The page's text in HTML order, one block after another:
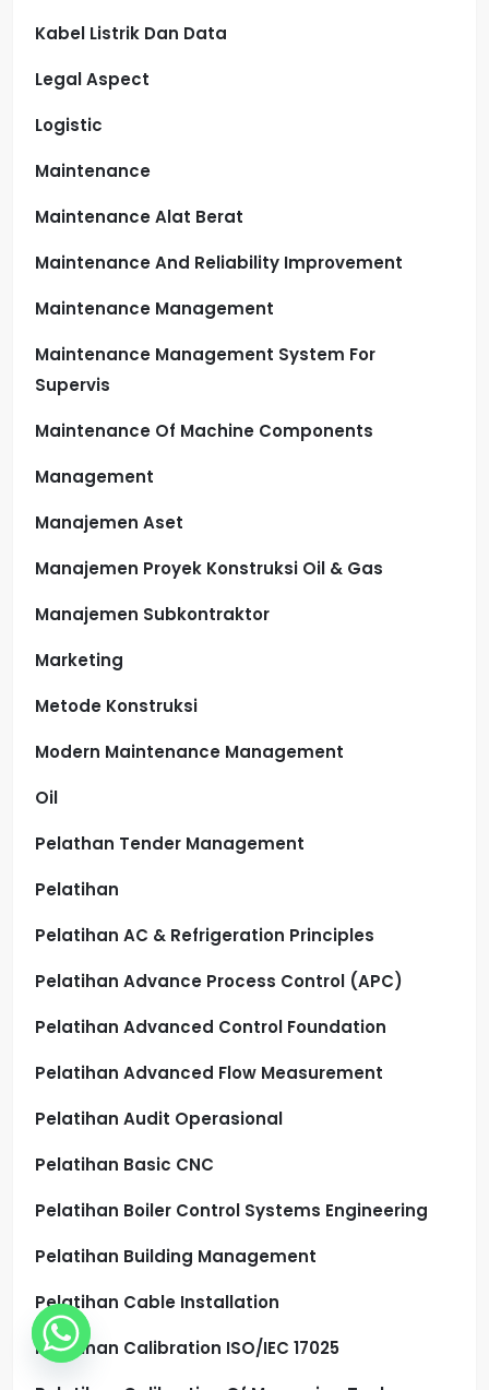
Kabel Listrik Dan Data
Legal Aspect
Logistic
Maintenance
Maintenance Alat Berat
Maintenance And Reliability Improvement
Maintenance Management
Maintenance Management System For
Supervis
Maintenance Of Machine Components
Management
Manajemen Aset
Manajemen Proyek Konstruksi Oil & Gas
Manajemen Subkontraktor
Marketing
Metode Konstruksi
Modern Maintenance Management
Oil
Pelathan Tender Management
Pelatihan
Pelatihan AC & Refrigeration Principles
Pelatihan Advance Process Control (APC)
Pelatihan Advanced Control Foundation
Pelatihan Advanced Flow Measurement
Pelatihan Audit Operasional
Pelatihan Basic CNC
Pelatihan Boiler Control Systems Engineering
Pelatihan Building Management
Pelatihan Cable Installation
Pelatihan Calibration ISO/IEC 17025